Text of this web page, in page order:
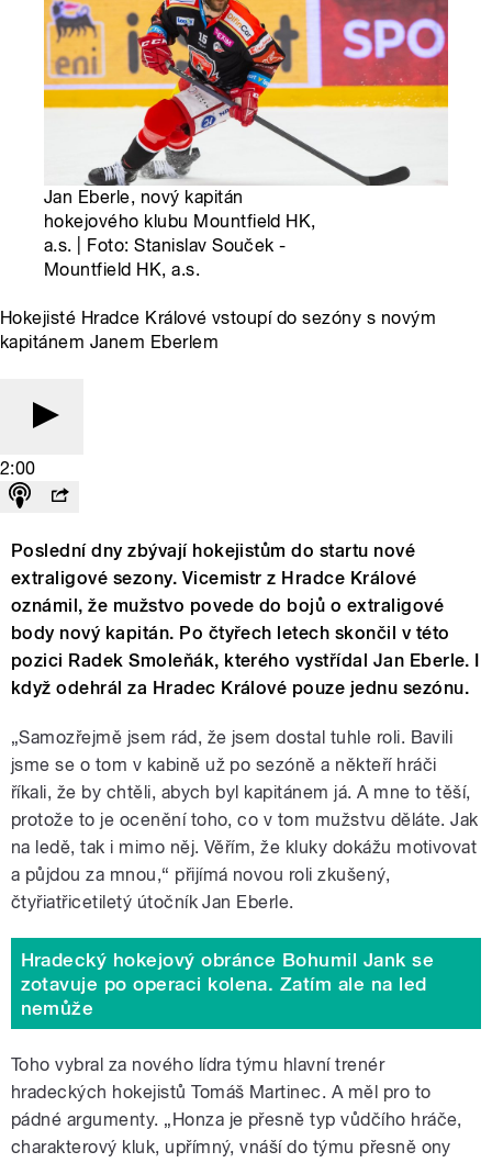
Jan Eberle, nový kapitán
hokejového klubu Mountfield HK,
a.s. | Foto: Stanislav Souček -
Mountfield HK, a.s.
Hokejisté Hradce Králové vstoupí do sezóny s novým
kapitánem Janem Eberlem
2:00
Poslední dny zbývají hokejistům do startu nové
extraligové sezony. Vicemistr z Hradce Králové
oznámil, že mužstvo povede do bojů o extraligové
body nový kapitán. Po čtyřech letech skončil v této
pozici Radek Smoleňák, kterého vystřídal Jan Eberle. I
když odehrál za Hradec Králové pouze jednu sezónu.
„Samozřejmě jsem rád, že jsem dostal tuhle roli. Bavili
jsme se o tom v kabině už po sezóně a někteří hráči
říkali, že by chtěli, abych byl kapitánem já. A mne to těší,
protože to je ocenění toho, co v tom mužstvu děláte. Jak
na ledě, tak i mimo něj. Věřím, že kluky dokážu motivovat
a půjdou za mnou,“ přijímá novou roli zkušený,
čtyřiatřicetiletý útočník Jan Eberle.
Hradecký hokejový obránce Bohumil Jank se
zotavuje po operaci kolena. Zatím ale na led
nemůže
Toho vybral za nového lídra týmu hlavní trenér
hradeckých hokejistů Tomáš Martinec. A měl pro to
pádné argumenty. „Honza je přesně typ vůdčího hráče,
charakterový kluk, upřímný, vnáší do týmu přesně ony